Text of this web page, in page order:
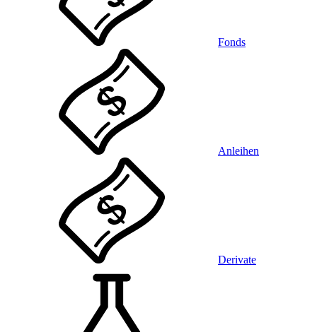
Fonds
Anleihen
Derivate